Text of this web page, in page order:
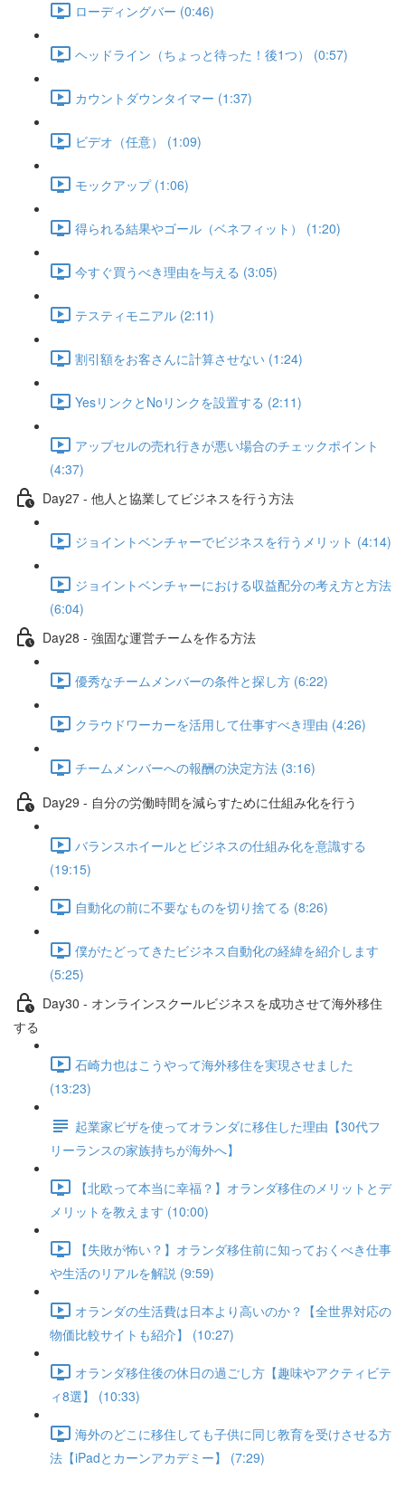
ローディングバー (0:46)
ヘッドライン（ちょっと待った！後1つ） (0:57)
カウントダウンタイマー (1:37)
ビデオ（任意） (1:09)
モックアップ (1:06)
得られる結果やゴール（ベネフィット） (1:20)
今すぐ買うべき理由を与える (3:05)
テスティモニアル (2:11)
割引額をお客さんに計算させない (1:24)
YesリンクとNoリンクを設置する (2:11)
アップセルの売れ行きが悪い場合のチェックポイント
(4:37)
Day27 - 他人と協業してビジネスを行う方法
ジョイントベンチャーでビジネスを行うメリット (4:14)
ジョイントベンチャーにおける収益配分の考え方と方法
(6:04)
Day28 - 強固な運営チームを作る方法
優秀なチームメンバーの条件と探し方 (6:22)
クラウドワーカーを活用して仕事すべき理由 (4:26)
チームメンバーへの報酬の決定方法 (3:16)
Day29 - 自分の労働時間を減らすために仕組み化を行う
バランスホイールとビジネスの仕組み化を意識する
(19:15)
自動化の前に不要なものを切り捨てる (8:26)
僕がたどってきたビジネス自動化の経緯を紹介します
(5:25)
Day30 - オンラインスクールビジネスを成功させて海外移住
する
石崎力也はこうやって海外移住を実現させました
(13:23)
起業家ビザを使ってオランダに移住した理由【30代フ
リーランスの家族持ちが海外へ】
【北欧って本当に幸福？】オランダ移住のメリットとデ
メリットを教えます (10:00)
【失敗が怖い？】オランダ移住前に知っておくべき仕事
や生活のリアルを解説 (9:59)
オランダの生活費は日本より高いのか？【全世界対応の
物価比較サイトも紹介】 (10:27)
オランダ移住後の休日の過ごし方【趣味やアクティビテ
ィ8選】 (10:33)
海外のどこに移住しても子供に同じ教育を受けさせる方
法【iPadとカーンアカデミー】 (7:29)